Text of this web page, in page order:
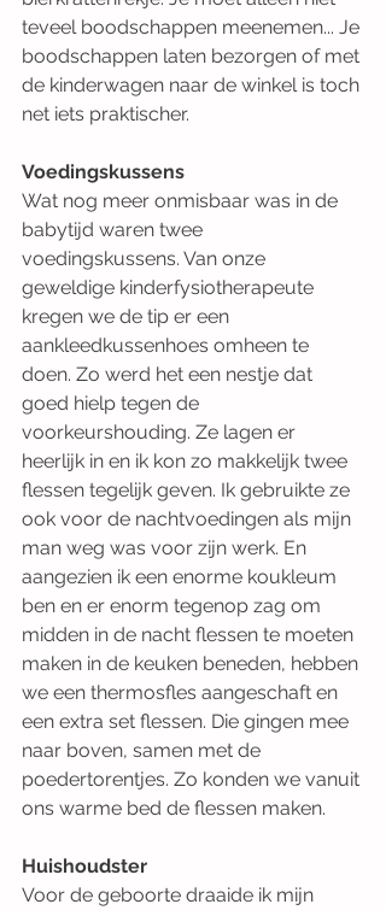
teveel boodschappen meenemen... Je
boodschappen laten bezorgen of met
de kinderwagen naar de winkel is toch
net iets praktischer.
Voedingskussens
Wat nog meer onmisbaar was in de
babytijd waren twee
voedingskussens. Van onze
geweldige kinderfysiotherapeute
kregen we de tip er een
aankleedkussenhoes omheen te
doen. Zo werd het een nestje dat
goed hielp tegen de
voorkeurshouding. Ze lagen er
heerlijk in en ik kon zo makkelijk twee
flessen tegelijk geven. Ik gebruikte ze
ook voor de nachtvoedingen als mijn
man weg was voor zijn werk. En
aangezien ik een enorme koukleum
ben en er enorm tegenop zag om
midden in de nacht flessen te moeten
maken in de keuken beneden, hebben
we een thermosfles aangeschaft en
een extra set flessen. Die gingen mee
naar boven, samen met de
poedertorentjes. Zo konden we vanuit
ons warme bed de flessen maken.
Huishoudster
Voor de geboorte draaide ik mijn